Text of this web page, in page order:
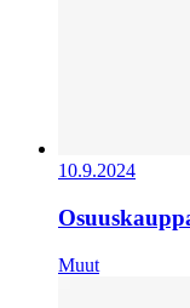
10.9.2024
Muut